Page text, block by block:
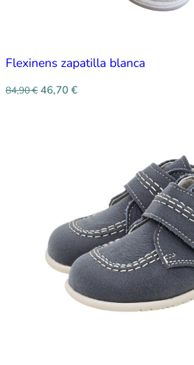
Flexinens zapatilla blanca
84,90€ 46,70 €